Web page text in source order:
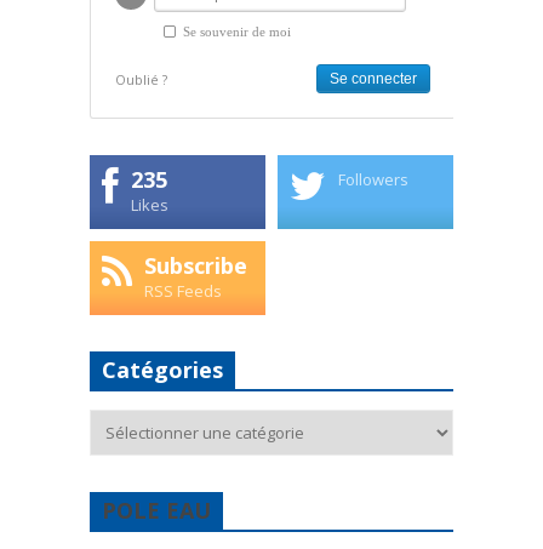
Se souvenir de moi
Oublié ?
235
Likes
Followers
Subscribe
RSS Feeds
Catégories
POLE EAU